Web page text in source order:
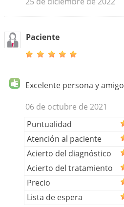
Paciente
Excelente persona y amigo
06 de octubre de 2021
Puntualidad
Atención al paciente
Acierto del diagnóstico
Acierto del tratamiento
Precio
Lista de espera